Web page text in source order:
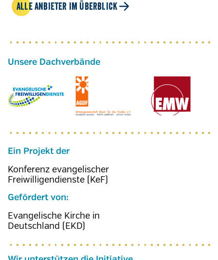
ALLE ANBIETER IM ÜBERBLICK
Ein Projekt der
Konferenz evangelischer
Freiwilligendienste (KeF)
Gefördert von:
Evangelische Kirche in
Deutschland (EKD)